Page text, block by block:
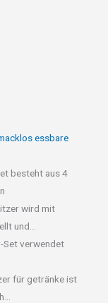
essbare
besteht aus 4
wird mit
und...
Set verwendet
für getränke ist